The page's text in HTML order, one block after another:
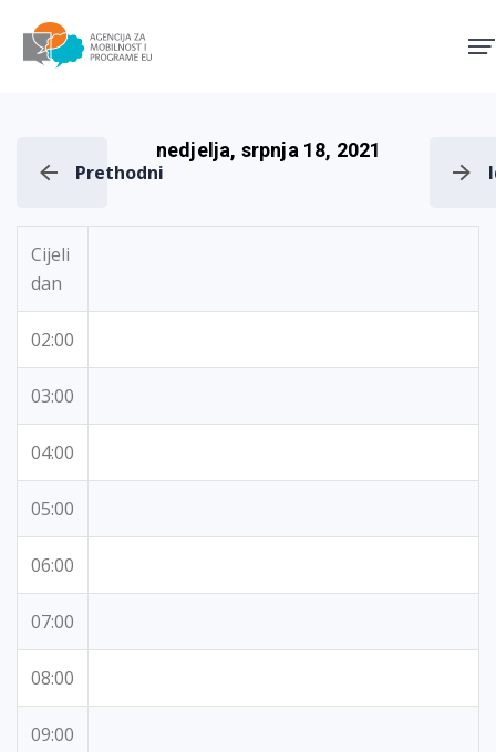
Prethodni
nedjelja, srpnja 18, 2021
Cijeli
dan
02:00
03:00
04:00
05:00
06:00
07:00
08:00
09:00